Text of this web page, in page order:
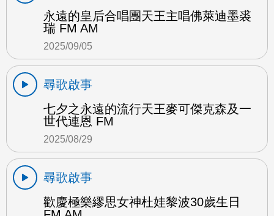
永遠的皇后合唱團天王主唱佛萊迪墨裘
瑞 FM AM
2025/09/05
尋歌啟事
七夕之永遠的流行天王麥可傑克森及一
世代連恩 FM
2025/08/29
尋歌啟事
歡慶極樂繆思女神杜娃黎波30歲生日